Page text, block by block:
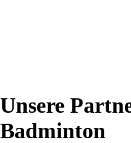
Unsere
Badminton